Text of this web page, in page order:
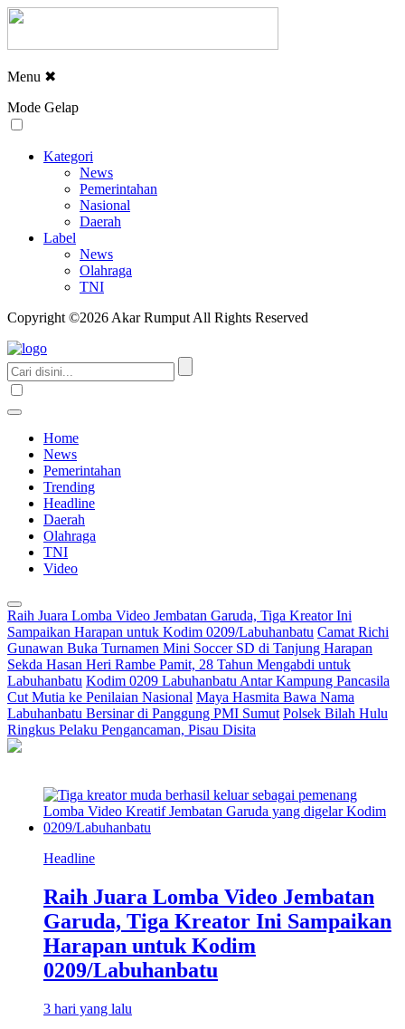
Menu ✖
Mode Gelap
Kategori
News
Pemerintahan
Nasional
Daerah
Label
News
Olahraga
TNI
Copyright ©2026 Akar Rumput All Rights Reserved
Home
News
Pemerintahan
Trending
Headline
Daerah
Olahraga
TNI
Video
Raih Juara Lomba Video Jembatan Garuda, Tiga Kreator Ini
Sampaikan Harapan untuk Kodim 0209/Labuhanbatu Camat Richi
Gunawan Buka Turnamen Mini Soccer SD di Tanjung Harapan
Sekda Hasan Heri Rambe Pamit, 28 Tahun Mengabdi untuk
Labuhanbatu Kodim 0209 Labuhanbatu Antar Kampung Pancasila
Cut Mutia ke Penilaian Nasional Maya Hasmita Bawa Nama
Labuhanbatu Bersinar di Panggung PMI Sumut Polsek Bilah Hulu
Ringkus Pelaku Pengancaman, Pisau Disita
Headline
Raih Juara Lomba Video Jembatan
Garuda, Tiga Kreator Ini Sampaikan
Harapan untuk Kodim
0209/Labuhanbatu
3 hari yang lalu